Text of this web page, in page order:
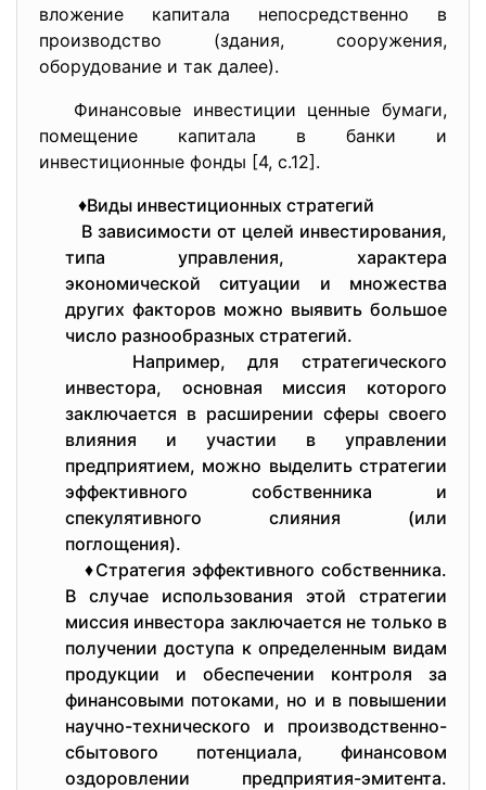
вложение капитала непосредственно в
производство (здания, сооружения,
оборудование и так далее).
Финансовые инвестиции ценные бумаги,
помещение капитала в банки и
инвестиционные фонды [4, с.12].
♦Виды инвестиционных стратегий
В зависимости от целей инвестирования,
типа управления, характера
экономической ситуации и множества
других факторов можно выявить большое
число разнообразных стратегий.
Например, для стратегического
инвестора, основная миссия которого
заключается в расширении сферы своего
влияния и участии в управлении
предприятием, можно выделить стратегии
эффективного собственника и
спекулятивного слияния (или
поглощения).
♦Стратегия эффективного собственника.
В случае использования этой стратегии
миссия инвестора заключается не только в
получении доступа к определенным видам
продукции и обеспечении контроля за
финансовыми потоками, но и в повышении
научно-технического и производственно-
сбытового потенциала, финансовом
оздоровлении предприятия-эмитента.